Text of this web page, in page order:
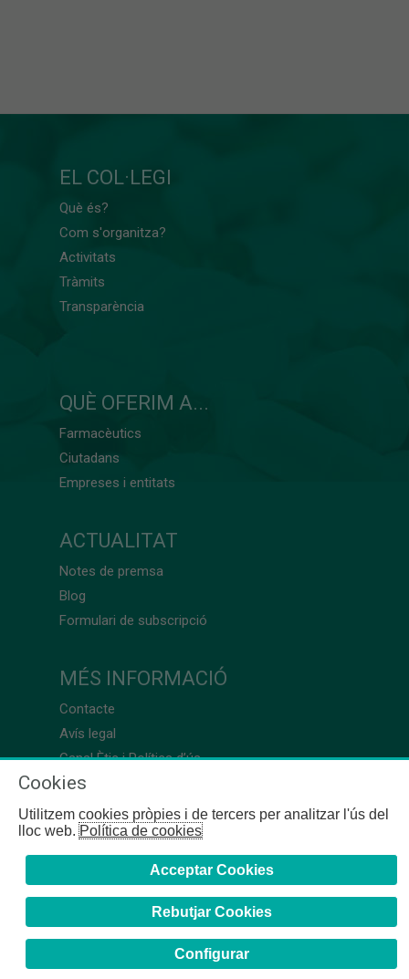
EL COL·LEGI
Què és?
Com s'organitza?
Activitats
Tràmits
Transparència
QUÈ OFERIM A...
Farmacèutics
Ciutadans
Empreses i entitats
ACTUALITAT
Notes de premsa
Blog
Formulari de subscripció
MÉS INFORMACIÓ
Contacte
Avís legal
Canal Ètic i Política d’ús
Cookies
Utilitzem cookies pròpies i de tercers per analitzar l'ús del
lloc web.Política de cookies
Acceptar Cookies
Rebutjar Cookies
Configurar